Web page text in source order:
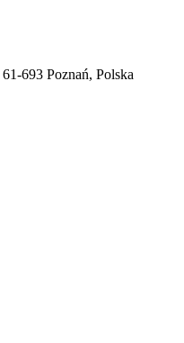
61-693 Poznań, Polska